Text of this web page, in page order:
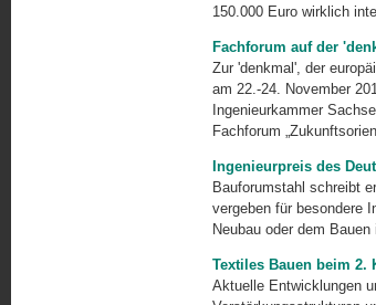
150.000 Euro wirklich
Fachforum auf der
Zur 'denkmal', der
am 22.-24. No­vember
Ingenieurkammer
Fachforum
Ingenieurpreis des
Bauforumstahl schreibt
vergeben für beson­dere
Neubau oder dem
Textiles Bauen beim 2.
Aktuelle Entwicklungen